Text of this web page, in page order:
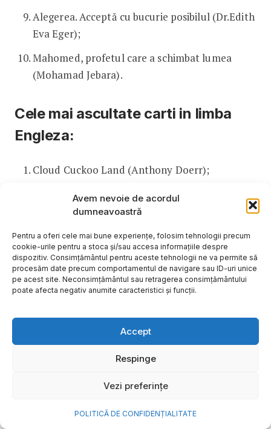
Avem nevoie de acordul
dumneavoastră
Pentru a oferi cele mai bune experiențe, folosim tehnologii precum
cookie-urile pentru a stoca și/sau accesa informațiile despre
dispozitiv. Consimțământul pentru aceste tehnologii ne va permite să
procesăm date precum comportamentul de navigare sau ID-uri unice
pe acest site. Neconsimțământul sau retragerea consimțământului
poate afecta negativ anumite caracteristici și funcții.
Accept
Respinge
Vezi preferințe
POLITICĂ DE CONFIDENȚIALITATE
Alegerea. Acceptă cu bucurie posibilul (Dr.Edith
Eva Eger);
Mahomed, profetul care a schimbat lumea
(Mohamad Jebara).
Cele mai ascultate carti in limba
Engleza:
Cloud Cuckoo Land (Anthony Doerr);
Death on the Nile (Agatha Christie);
How to Fall in Love (Cecilia Ahern);
The Witch of Portobello (Paulo Coelho);
Woman in the Window (AJ Finn);
The Pumpkin Spice Café (Laurie Gilmore);
Yellowface (Rebecca F Kuang);
The Hidden Palace (Dinah Jefferies);
The Rose Code (Kate Quinn);
The Order (Daniel Silva).